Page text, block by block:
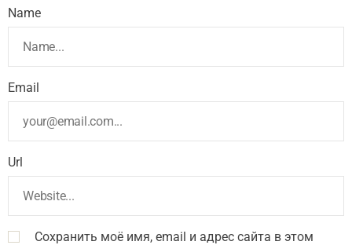
Name
Email
Url
Сохранить моё имя, email и адрес сайта в этом